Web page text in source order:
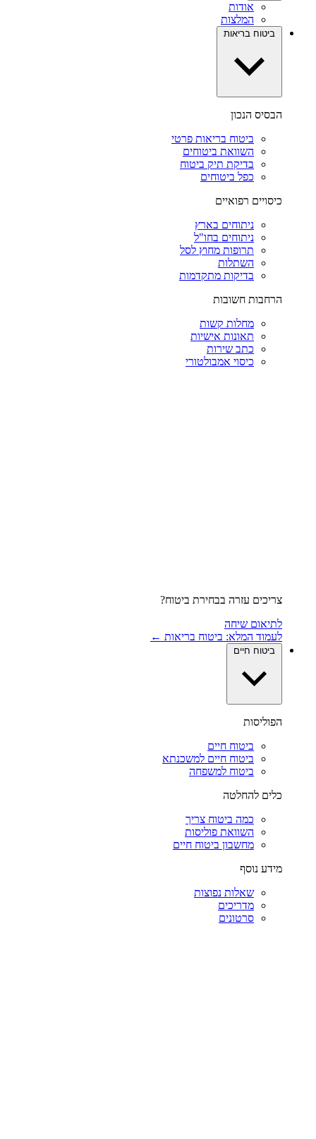
אודות
המלצות
ביטוח בריאות
הבסיס הנכון
ביטוח בריאות פרטי
השוואת ביטוחים
בדיקת תיק ביטוח
כפל ביטוחים
כיסויים רפואיים
ניתוחים בארץ
ניתוחים בחו"ל
תרופות מחוץ לסל
השתלות
בדיקות מתקדמות
הרחבות חשובות
מחלות קשות
תאונות אישיות
כתב שירות
כיסוי אמבולטורי
צריכים עזרה בבחירת ביטוח?
לתיאום שיחה
לעמוד המלא: ביטוח בריאות ←
ביטוח חיים
הפוליסות
ביטוח חיים
ביטוח חיים למשכנתא
ביטוח למשפחה
כלים להחלטה
כמה ביטוח צריך
השוואת פוליסות
מחשבון ביטוח חיים
מידע נוסף
שאלות נפוצות
מדריכים
סרטונים